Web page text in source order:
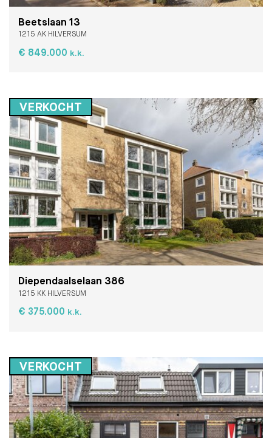
Beetslaan 13
1215 AK HILVERSUM
€ 849.000 k.k.
VERKOCHT
Diependaalselaan 386
1215 KK HILVERSUM
€ 375.000 k.k.
VERKOCHT